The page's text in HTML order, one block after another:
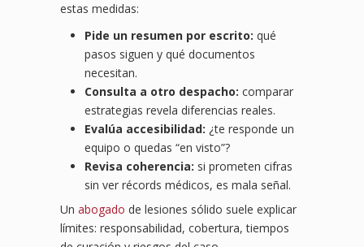
estas medidas:
Pide un resumen por escrito: qué
pasos siguen y qué documentos
necesitan.
Consulta a otro despacho: comparar
estrategias revela diferencias reales.
Evalúa accesibilidad: ¿te responde un
equipo o quedas “en visto”?
Revisa coherencia: si prometen cifras
sin ver récords médicos, es mala señal.
Un abogado de lesiones sólido suele explicar
límites: responsabilidad, cobertura, tiempos